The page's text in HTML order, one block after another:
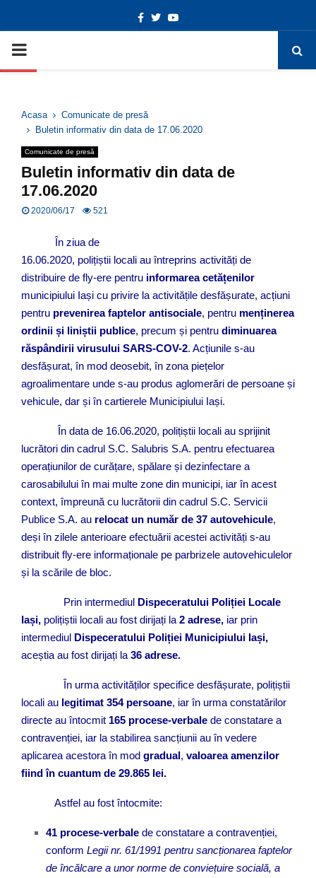
Deschide bara de unelte
Facebook
TwitterYoutube
PRIMARY
Acasa
Comunicate de presă
Buletin informativ din data de 17.06.2020
Comunicate de presă
Buletin informativ din data de
17.06.2020
2020/06/17 521
În ziua de
16.06.2020, polițiștii locali au întreprins activități de
distribuire de fly-ere pentru informarea cetățenilor
municipiului Iași cu privire la activitățile desfășurate, acțiuni
pentru prevenirea faptelor antisociale, pentru menținerea
ordinii și liniștii publice, precum și pentru diminuarea
răspândirii virusului SARS-COV-2. Acțiunile s-au
desfășurat, în mod deosebit, în zona piețelor
agroalimentare unde s-au produs aglomerări de persoane și
vehicule, dar și în cartierele Municipiului Iași.
În data de 16.06.2020, polițiștii locali au sprijinit
lucrători din cadrul S.C. Salubris S.A. pentru efectuarea
operațiunilor de curățare, spălare și dezinfectare a
carosabilului în mai multe zone din municipi, iar în acest
context, împreună cu lucrătorii din cadrul S.C. Servicii
Publice S.A. au relocat un număr de 37 autovehicule,
deși în zilele anterioare efectuării acestei activități s-au
distribuit fly-ere informaționale pe parbrizele autovehiculelor
și la scările de bloc.
Prin intermediul Dispeceratului Poliției Locale
Iași, polițiștii locali au fost dirijați la 2 adrese, iar prin
intermediul Dispeceratului Poliției Municipiului Iași,
aceștia au fost dirijați la 36 adrese.
În urma activităților specifice desfășurate, polițiștii
locali au legitimat 354 persoane, iar în urma constatărilor
directe au întocmit 165 procese-verbale de constatare a
contravenției, iar la stabilirea sancțiunii au în vedere
aplicarea acestora în mod gradual, valoarea amenzilor
fiind în cuantum de 29.865 lei.
Astfel au fost întocmite:
41 procese-verbale de constatare a contravenției,
conform Legii nr. 61/1991 pentru sancționarea faptelor
de încălcare a unornorme de conviețuire socială, a